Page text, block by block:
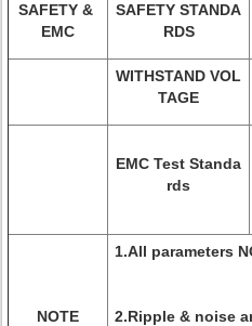
SAFETY &
EMC
SAFETY STANDA
RDS
WITHSTAND VOL
TAGE
EMC Test Standa
rds
NOTE
1.All parameters
2.Ripple & noise